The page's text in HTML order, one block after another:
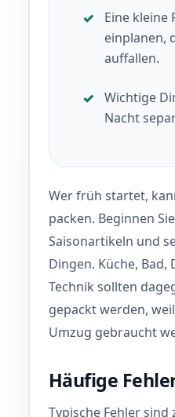
Eine kleine
einplanen,
auffallen.
Wichtige
Nacht
Wer früh startet,
packen. Beginnen
Saisonartikeln und
Dingen. Küche,
Technik sollten
gepackt werden,
Umzug gebraucht
Häufige
Typische Fehler